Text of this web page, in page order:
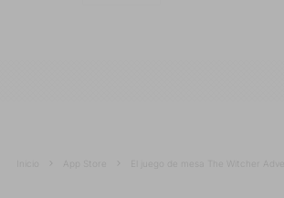
App Store El juego de mesa The Witcher